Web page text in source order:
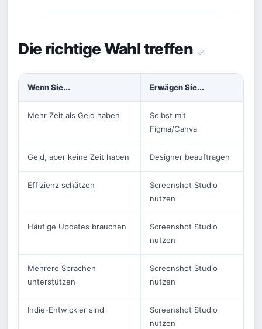
Die richtige Wahl treffen
Wenn Sie... Erwägen Sie...
Mehr Zeit als Geld haben
Selbst mit
Figma/Canva
Geld, aber keine Zeit haben Designer beauftragen
Effizienz schätzen
Screenshot Studio
nutzen
Häufige Updates brauchen
Screenshot Studio
nutzen
Mehrere Sprachen
unterstützen
Screenshot Studio
nutzen
Indie-Entwickler sind
Screenshot Studio
nutzen